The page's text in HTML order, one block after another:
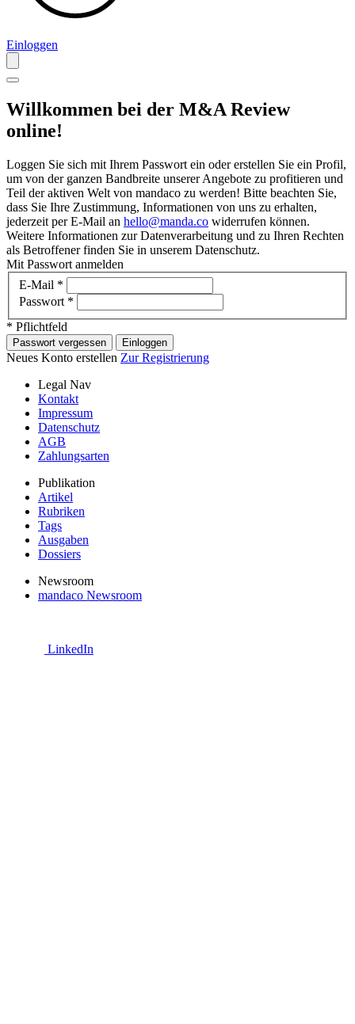
Einloggen
Willkommen bei der M&A Review
online!
Loggen Sie sich mit Ihrem Passwort ein oder erstellen Sie ein Profil,
um von der ganzen Bandbreite unserer Angebote zu profitieren und
Teil der aktiven Welt von mandaco zu werden! Bitte beachten Sie,
dass Sie Ihre Zustimmung, Informationen von uns zu erhalten,
jederzeit per E-Mail an hello@manda.co widerrufen können.
Weitere Informationen zur Datenverarbeitung und zu Ihren Rechten
als Betroffener finden Sie in unserem Datenschutz.
Mit Passwort anmelden
E-Mail *
Passwort *
* Pflichtfeld
Passwort vergessen Einloggen
Neues Konto erstellen Zur Registrierung
Legal Nav
Kontakt
Impressum
Datenschutz
AGB
Zahlungsarten
Publikation
Artikel
Rubriken
Tags
Ausgaben
Dossiers
Newsroom
mandaco Newsroom
LinkedIn